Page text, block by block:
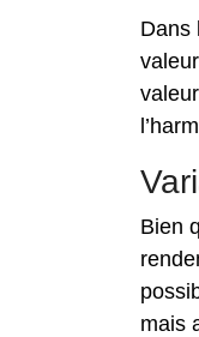
Dans
Bien
mais